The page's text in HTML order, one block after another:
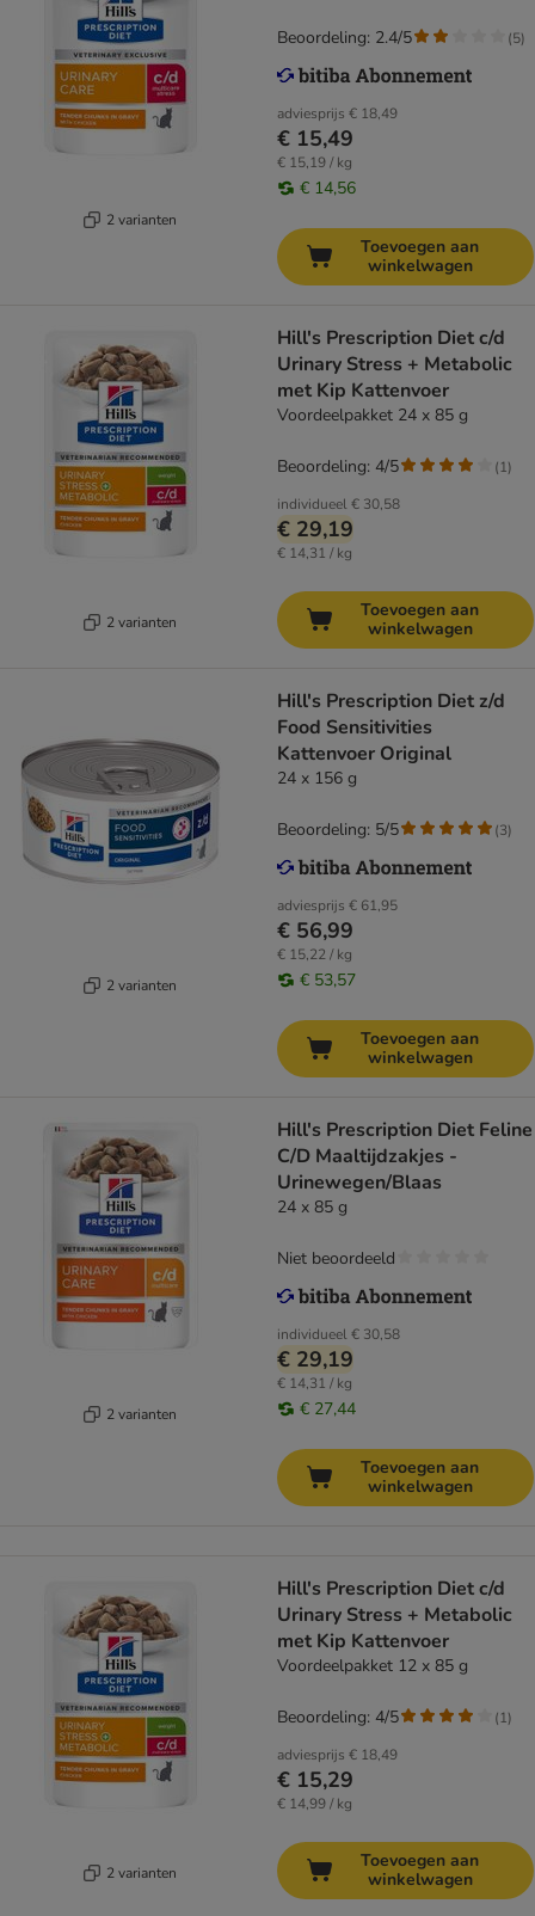
2 varianten
adviesprijs € 18,49
€ 15,49
€ 15,19 / kg
€ 14,56
Beoordeling: 2.4/5 (5)
Toevoegen aan
winkelwagen
2 varianten
Hill's Prescription Diet c/d
Urinary Stress + Metabolic
met Kip Kattenvoer
Voordeelpakket 24 x 85 g
individueel€ 30,58
€ 29,19
€ 14,31 / kg
Beoordeling: 4/5 (1)
Toevoegen aan
winkelwagen
2 varianten
Hill's Prescription Diet z/d
Food Sensitivities
Kattenvoer Original
24 x 156 g
adviesprijs € 61,95
€ 56,99
€ 15,22 / kg
€ 53,57
Beoordeling: 5/5 (3)
Toevoegen aan
winkelwagen
2 varianten
Hill's Prescription Diet Feline
C/D Maaltijdzakjes -
Urinewegen/Blaas
24 x 85 g
individueel€ 30,58
€ 29,19
€ 14,31 / kg
€ 27,44
Niet beoordeeld
Toevoegen aan
winkelwagen
2 varianten
Hill's Prescription Diet c/d
Urinary Stress + Metabolic
met Kip Kattenvoer
Voordeelpakket 12 x 85 g
adviesprijs € 18,49
€ 15,29
€ 14,99 / kg
Beoordeling: 4/5 (1)
Toevoegen aan
winkelwagen